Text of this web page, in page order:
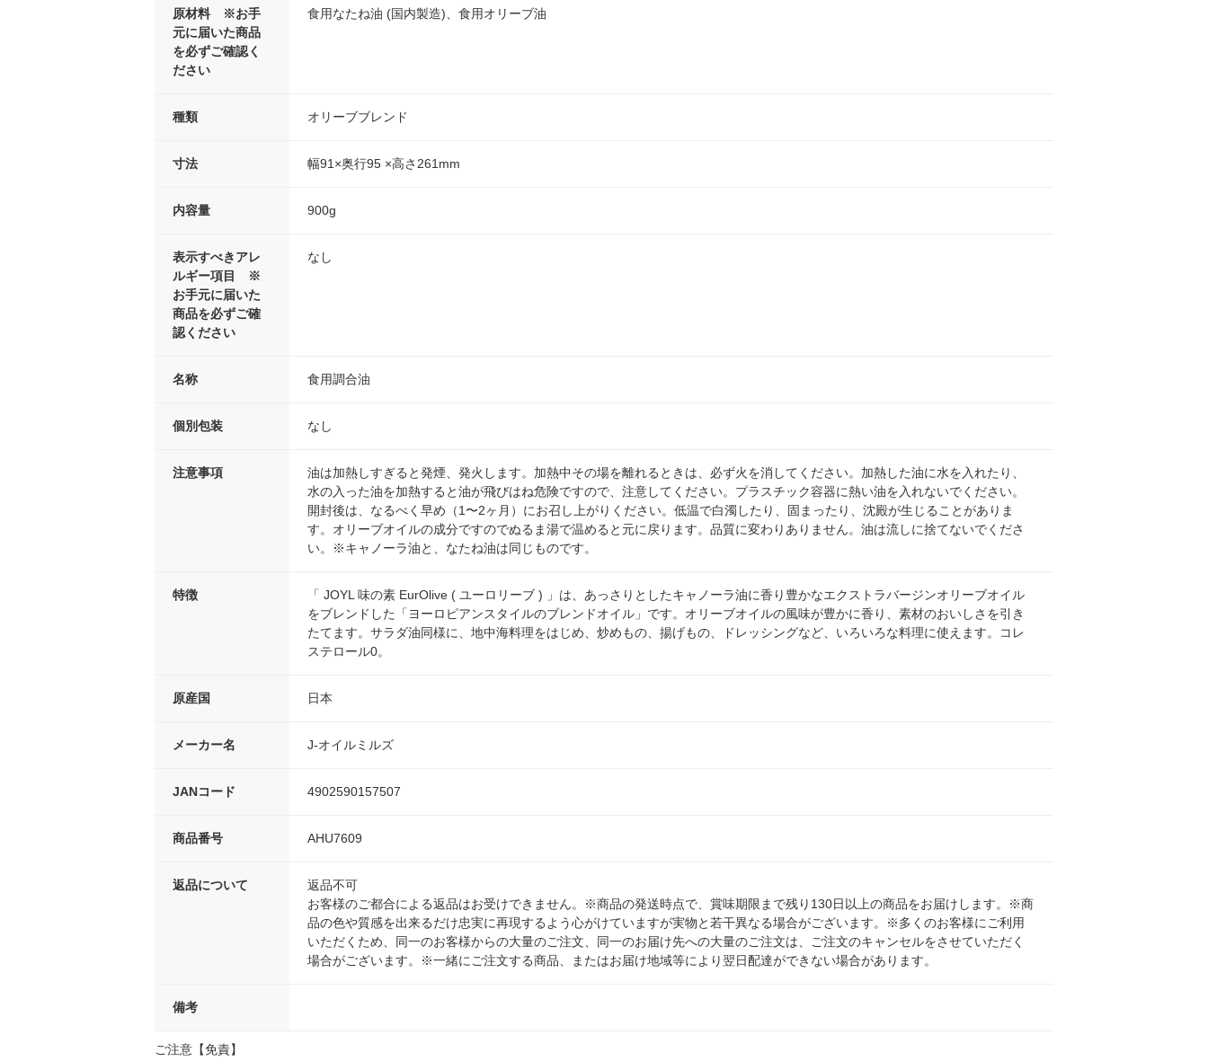
原材料 ※お手
元に届いた商品
を必ずご確認く
ださい
食用なたね油 (国内製造)、食用オリーブ油
種類 オリーブブレンド
寸法 幅91×奥行95 ×高さ261mm
内容量 900g
表示すべきアレ
ルギー項目 ※
お手元に届いた
商品を必ずご確
認ください
なし
名称 食用調合油
個別包装 なし
注意事項
油は加熱しすぎると発煙、発火します。加熱中その場を離れるときは、必ず火を消してください。加熱した油に水を入れたり、
水の入った油を加熱すると油が飛びはね危険ですので、注意してください。プラスチック容器に熱い油を入れないでください。
開封後は、なるべく早め（1〜2ヶ月）にお召し上がりください。低温で白濁したり、固まったり、沈殿が生じることがありま
す。オリーブオイルの成分ですのでぬるま湯で温めると元に戻ります。品質に変わりありません。油は流しに捨てないでくださ
い。※キャノーラ油と、なたね油は同じものです。
特徴
「 JOYL 味の素 EurOlive ( ユーロリーブ ) 」は、あっさりとしたキャノーラ油に香り豊かなエクストラバージンオリーブオイル
をブレンドした「ヨーロピアンスタイルのブレンドオイル」です。オリーブオイルの風味が豊かに香り、素材のおいしさを引き
たてます。サラダ油同様に、地中海料理をはじめ、炒めもの、揚げもの、ドレッシングなど、いろいろな料理に使えます。コレ
ステロール0。
原産国 日本
メーカー名 J-オイルミルズ
JANコード 4902590157507
商品番号 AHU7609
返品について
返品不可
お客様のご都合による返品はお受けできません。※商品の発送時点で、賞味期限まで残り130日以上の商品をお届けします。※商
品の色や質感を出来るだけ忠実に再現するよう心がけていますが実物と若干異なる場合がございます。※多くのお客様にご利用
いただくため、同一のお客様からの大量のご注文、同一のお届け先への大量のご注文は、ご注文のキャンセルをさせていただく
場合がございます。※一緒にご注文する商品、またはお届け地域等により翌日配達ができない場合があります。
備考
ご注意【免責】